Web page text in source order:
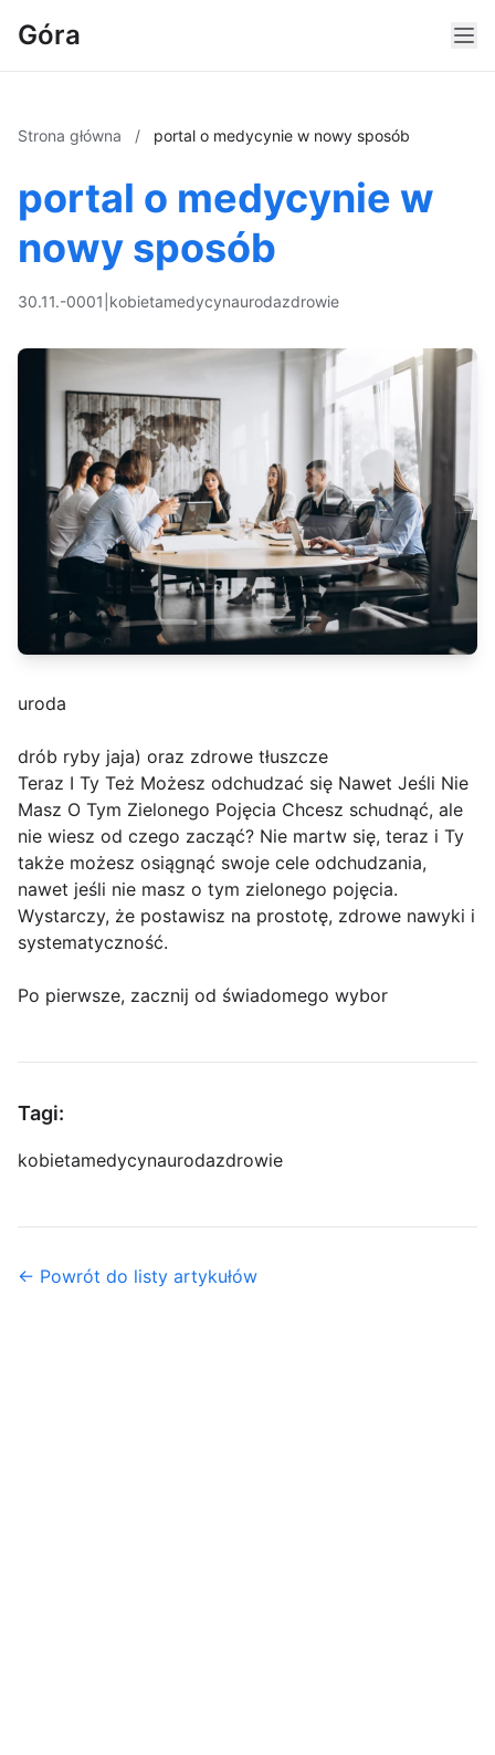
Góra
Strona główna / portal o medycynie w nowy sposób
portal o medycynie w
nowy sposób
30.11.-0001 kobietamedycynaurodazdrowie
uroda
drób ryby jaja) oraz zdrowe tłuszcze
Teraz I Ty Też Możesz odchudzać się Nawet Jeśli Nie
Masz O Tym Zielonego Pojęcia Chcesz schudnąć, ale
nie wiesz od czego zacząć? Nie martw się, teraz i Ty
także możesz osiągnąć swoje cele odchudzania,
nawet jeśli nie masz o tym zielonego pojęcia.
Wystarczy, że postawisz na prostotę, zdrowe nawyki i
systematyczność.
Po pierwsze, zacznij od świadomego wybor
Tagi:
kobietamedycynaurodazdrowie
← Powrót do listy artykułów